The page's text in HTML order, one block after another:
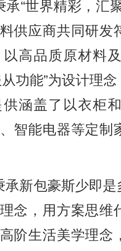
承“世界精彩，汇
供应商共同研发
高品质原材料
功能”为设计理
涵盖了以衣柜
智能电器等定制
承新包豪斯少即
念，用方案思维
阶生活美学理念